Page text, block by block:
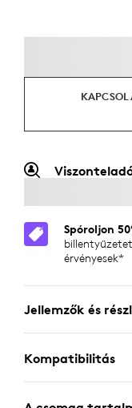
Spóroljon
érvényesek*
Jellemzők és
Kompatibilitás